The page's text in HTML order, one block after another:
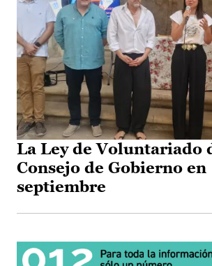
La Ley de Voluntariado
Consejo de Gobierno en
septiembre